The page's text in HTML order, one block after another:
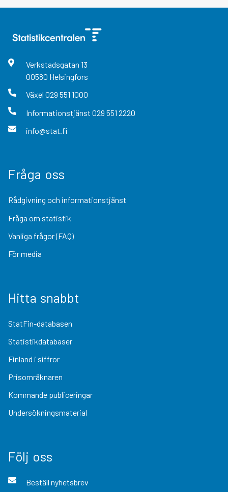
Verkstadsgatan 13
00580 Helsingfors
Växel 029 551 1000
Informationstjänst 029 551 2220
info@stat.fi
Fråga oss
Rådgivning och informationstjänst
Fråga om statistik
Vanliga frågor (FAQ)
För media
Hitta snabbt
StatFin-databasen
Statistikdatabaser
Finland i siffror
Prisomräknaren
Kommande publiceringar
Undersökningsmaterial
Följ oss
Beställ nyhetsbrev